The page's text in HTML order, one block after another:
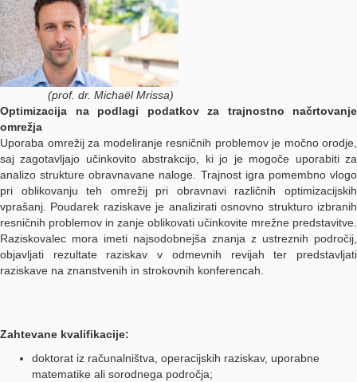
(prof. dr. Michaël Mrissa)
Optimizacija na podlagi podatkov za trajnostno načrtovanje
omrežja
Uporaba omrežij za modeliranje resničnih problemov je močno orodje,
saj zagotavljajo učinkovito abstrakcijo, ki jo je mogoče uporabiti za
analizo strukture obravnavane naloge. Trajnost igra pomembno vlogo
pri oblikovanju teh omrežij pri obravnavi različnih optimizacijskih
vprašanj. Poudarek raziskave je analizirati osnovno strukturo izbranih
resničnih problemov in zanje oblikovati učinkovite mrežne predstavitve.
Raziskovalec mora imeti najsodobnejša znanja z ustreznih področij,
objavljati rezultate raziskav v odmevnih revijah ter predstavljati
raziskave na znanstvenih in strokovnih konferencah.
Zahtevane kvalifikacije:
doktorat iz računalništva, operacijskih raziskav, uporabne
matematike ali sorodnega področja;